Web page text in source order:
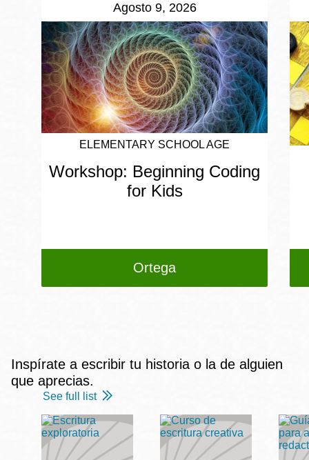
Agosto 9, 2026
ELEMENTARY SCHOOL AGE
Workshop: Beginning Coding
for Kids
Ortega
Inspírate a escribir tu historia o la de alguien
que aprecias.
See full list